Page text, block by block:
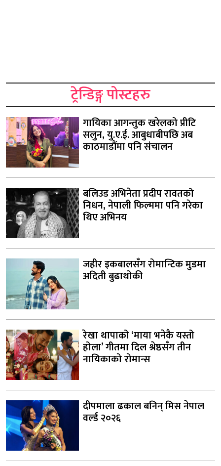
ट्रेन्डिङ्ग पोस्टहरु
गायिका आगन्तुक खरेलको प्रीटि
सलुन, यु.ए.ई. आबुधाबीपछि अब
काठमाडौंमा पनि संचालन
बलिउड अभिनेता प्रदीप रावतको
निधन, नेपाली फिल्ममा पनि गरेका
थिए अभिनय
जहीर इकबालसँग रोमान्टिक मुडमा
अदिती बुढाथोकी
रेखा थापाको ‘माया भनेकै यस्तो
होला’ गीतमा दिल श्रेष्ठसँग तीन
नायिकाको रोमान्स
दीपमाला ढकाल बनिन् मिस नेपाल
वर्ल्ड २०२६